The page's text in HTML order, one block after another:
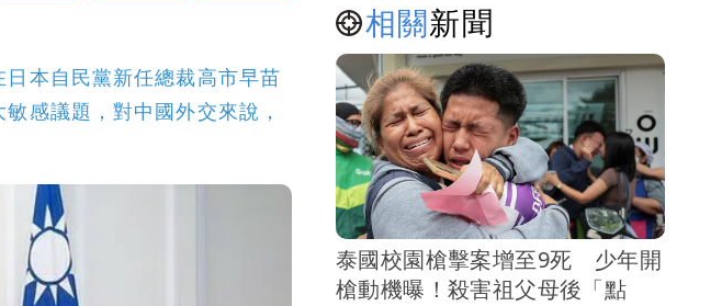
本自民黨新任總裁高市早苗
感議題，對中國外交來說，
相關新聞
泰國校園槍擊案增至9死 少年開
槍動機曝！殺害祖父母後「點